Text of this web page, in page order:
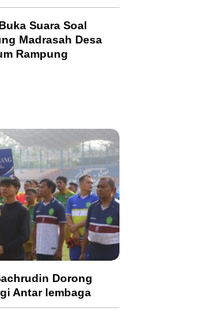
Suara Soal
Madrasah Desa
Rampung
Dorong
Antar lembaga